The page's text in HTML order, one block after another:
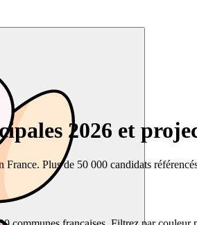
2026 et
Plus de 50 000 candidats